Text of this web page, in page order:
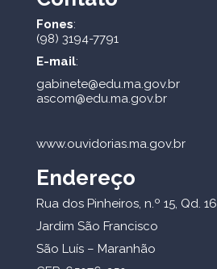
Fones:
(98) 3194-7791
E-mail:
gabinete@edu.ma.gov.br
ascom@edu.ma.gov.br
www.ouvidorias.ma.gov.br
Endereço
Rua dos Pinheiros, n.º 15, Qd. 16
Jardim São Francisco
São Luís – Maranhão